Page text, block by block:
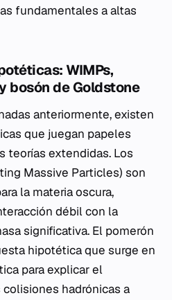
fundamentales a altas
WIMPs,
bosón de Goldstone
anteriormente, existen
que juegan papeles
teorías extendidas. Los
Massive Particles) son
la materia oscura,
débil con la
significativa. El pomerón
hipotética que surge en
para explicar el
hadrónicas a